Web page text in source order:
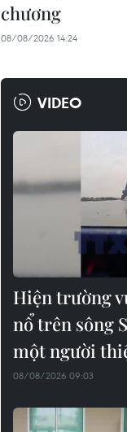
chương
08/08/2026 14:24
VIDEO
Hiện trường
nổ trên sông
một người
08/08/2026 09:03